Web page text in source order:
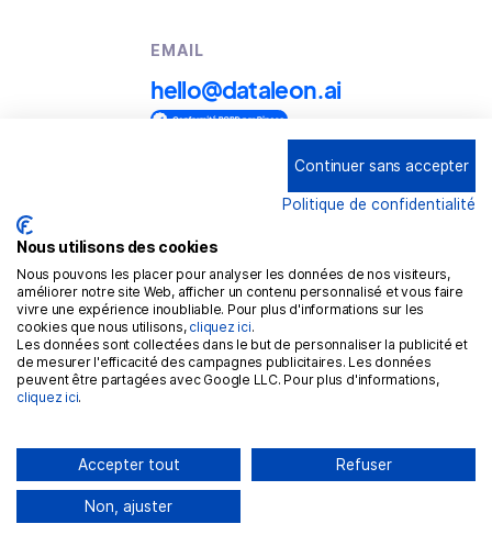
EMAIL
hello@dataleon.ai
Term conditions of use
Legal mentions
Confidentiality policy
Cookies policy
GDPR
Continuer sans accepter
Politique de confidentialité
Nous utilisons des cookies
Nous pouvons les placer pour analyser les données de nos visiteurs,
améliorer notre site Web, afficher un contenu personnalisé et vous faire
vivre une expérience inoubliable. Pour plus d'informations sur les
cookies que nous utilisons, cliquez ici.
Les données sont collectées dans le but de personnaliser la publicité et
de mesurer l'efficacité des campagnes publicitaires. Les données
peuvent être partagées avec Google LLC. Pour plus d'informations,
cliquez ici.
Accepter tout Refuser
Non, ajuster